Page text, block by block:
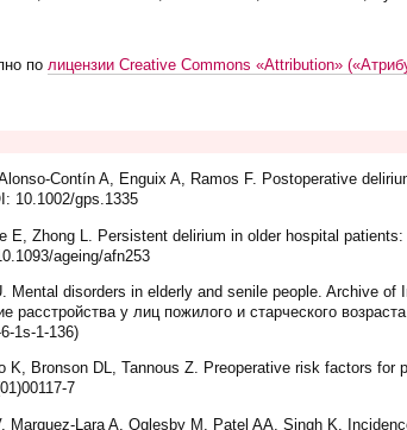
по лицензии Creative Commons «Attribution»
Contín A, Enguix A, Ramos F. Postoperative
10.1002/gps.1335
E, Zhong L. Persistent delirium in older hospital
ageing/afn253
Mental disorders in elderly and senile people. Archive
расстройства у лиц пожилого и старческого
1s-1-136)
K, Bronson DL, Tannous Z. Preoperative risk factors
7
Marquez-Lara A, Oglesby M, Patel AA, Singh K.